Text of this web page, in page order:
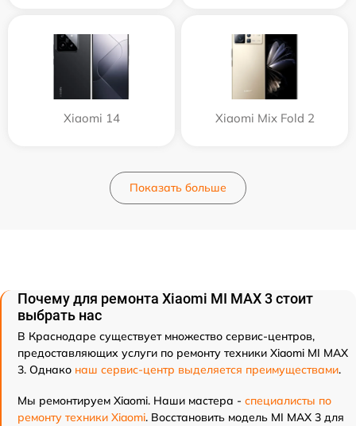
Xiaomi 14 Xiaomi Mix Fold 2
Показать больше
Почему для ремонта Xiaomi MI MAX 3 стоит
выбрать нас
В Краснодаре существует множество сервис-центров,
предоставляющих услуги по ремонту техники Xiaomi MI MAX
3. Однако наш сервис-центр выделяется преимуществами.
Мы ремонтируем Xiaomi. Наши мастера - специалисты по
ремонту техники Xiaomi. Восстановить модель MI MAX 3 для